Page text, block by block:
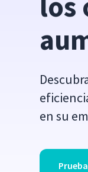
en su